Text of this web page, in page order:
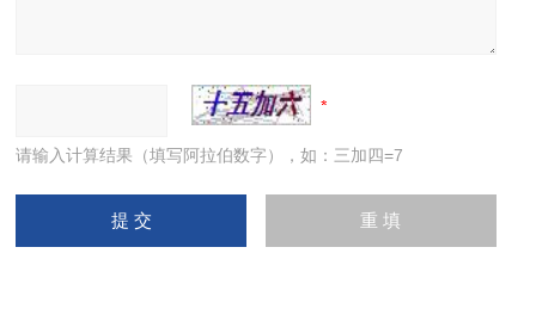
请输入计算结果（填写阿拉伯数字），如：三加四=7